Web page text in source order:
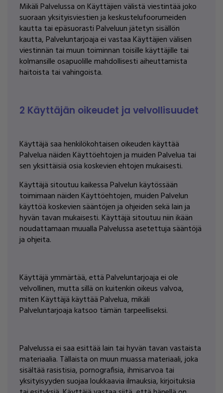
Mikäli Palvelussa on Käyttäjien välistä viestintää joko
suoraan yksityisviestien ja keskustelufoorumeiden
kautta tai epäsuorasti Palveluun jätetyn sisällön
kautta, Palveluntarjoaja ei vastaa Käyttäjien välisen
viestinnän tai muun toiminnan toisille käyttäjille tai
kolmansille osapuolille mahdollisesti aiheuttamista
haitoista tai vahingoista.
2 Käyttäjän oikeudet ja velvollisuudet
Käyttäjä saa henkilökohtaisen oikeuden käyttää
Palvelua näiden Käyttöehtojen ja muiden Palvelua tai
sen yksittäisiä osia koskevien ehtojen mukaisesti.
Käyttäjä sitoutuu kaikessa Palvelun käytössään
toimimaan näiden Käyttöehtojen, muiden Palvelun
käyttöä koskevien sääntöjen ja ohjeiden sekä lain ja
hyvän tavan mukaisesti. Käyttäjä sitoutuu niin ikään
noudattamaan muualla Palvelussa asetettuja sääntöjä
ja ohjeita.
Käyttäjä ymmärtää, että Palveluntarjoaja ei ole
velvollinen, mutta sillä on kuitenkin oikeus valvoa,
miten Käyttäjä käyttää Palvelua, mikäli
Palveluntarjoaja katsoo tämän tarpeelliseksi.
Palvelussa ei saa esittää lain tai hyvän tavan vastaista
materiaalia. Tällaista on muun muassa materiaali, joka
sisältää rasistisia, pornografisia, ihmisarvoa tai
yksityisyyden suojaa loukkaavia ilmauksia, kirjoituksia